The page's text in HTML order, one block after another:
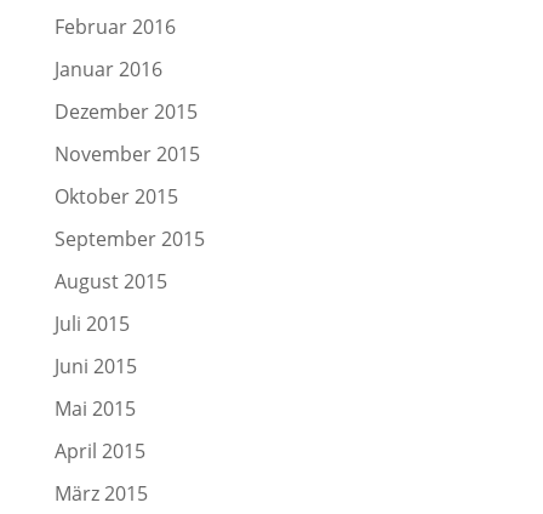
Februar 2016
Januar 2016
Dezember 2015
November 2015
Oktober 2015
September 2015
August 2015
Juli 2015
Juni 2015
Mai 2015
April 2015
März 2015